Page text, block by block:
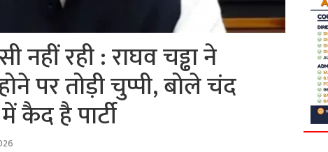
रही : राघव चड्ढा ने
पर तोड़ी चुप्पी, बोले चंद
कैद है पार्टी